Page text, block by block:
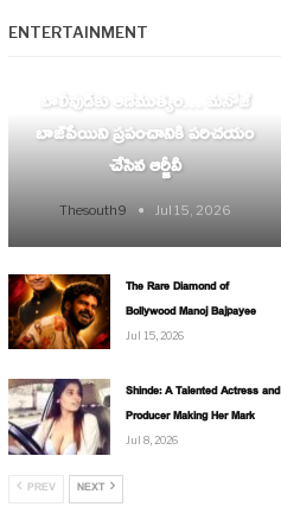
ENTERTAINMENT
బాలీవుడ్‌కు ఆణిముత్యం… మనోజ్
బాజ్‌పేయిని ప్రపంచానికి పరిచయం
చేసిన ఆర్జీవీ
Thesouth9 Jul 15, 2026
The Rare Diamond of
Bollywood Manoj Bajpayee
Jul 15, 2026
Shinde: A Talented Actress and
Producer Making Her Mark
Jul 8, 2026
PREV NEXT